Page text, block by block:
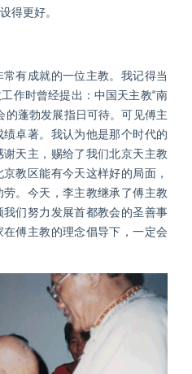
得更好。
有成就的一位主教。我记得当
作时曾经提出：中国天主教“南
的蓬勃发展指日可待。可见傅主
卓著。我认为他是那个时代的
天主，赐给了我们北京天主教
教区能有今天这样好的局面，
。今天，李主教继承了傅主教
们努力发展首都教会的圣善事
傅主教的理念倡导下，一定会